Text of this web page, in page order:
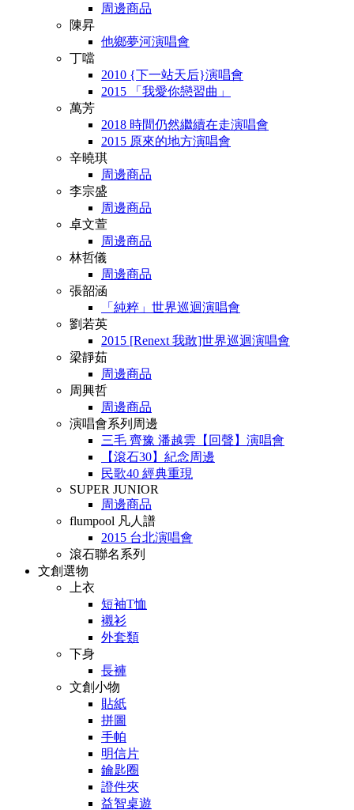
周邊商品
陳昇
他鄉夢河演唱會
丁噹
2010 {下一站天后}演唱會
2015 「我愛你戀習曲」
萬芳
2018 時間仍然繼續在走演唱會
2015 原來的地方演唱會
辛曉琪
周邊商品
李宗盛
周邊商品
卓文萱
周邊商品
林哲儀
周邊商品
張韶涵
「純粹」世界巡迴演唱會
劉若英
2015 [Renext 我敢]世界巡迴演唱會
梁靜茹
周邊商品
周興哲
周邊商品
演唱會系列周邊
三毛 齊豫 潘越雲【回聲】演唱會
【滾石30】紀念周邊
民歌40 經典重現
SUPER JUNIOR
周邊商品
flumpool 凡人譜
2015 台北演唱會
滾石聯名系列
文創選物
上衣
短袖T恤
襯衫
外套類
下身
長褲
文創小物
貼紙
拼圖
手帕
明信片
鑰匙圈
證件夾
益智桌遊